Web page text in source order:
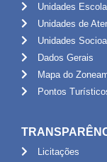
Unidades
Unidades de
Unidades
Dados Gerais
Mapa do
Pontos
Licitações